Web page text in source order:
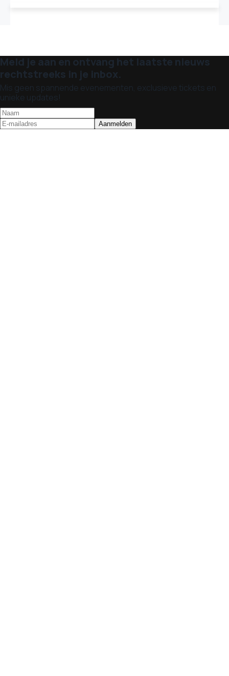
Meld je aan en ontvang het laatste nieuws
rechtstreeks in je inbox.
Mis geen spannende evenementen, exclusieve tickets en
unieke updates!